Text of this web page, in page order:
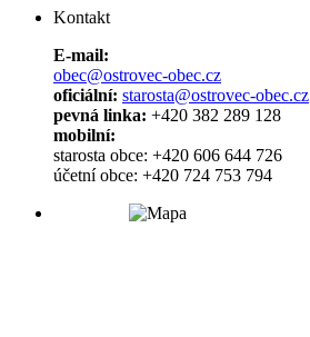
Kontakt
E-mail:
obec@ostrovec-obec.cz
oficiální: starosta@ostrovec-obec.cz
pevná linka: +420 382 289 128
mobilní:
starosta obce: +420 606 644 726
účetní obce: +420 724 753 794